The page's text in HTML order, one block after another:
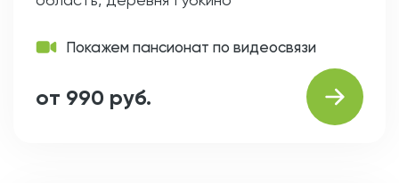
Покажем пансионат по видеосвязи
от 990 руб.